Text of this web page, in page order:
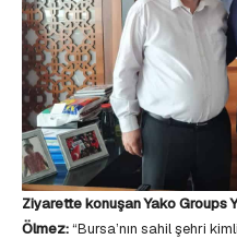
Ziyarette konuşan Yako Groups
Ölmez:“Bursa’nın sahil şehri